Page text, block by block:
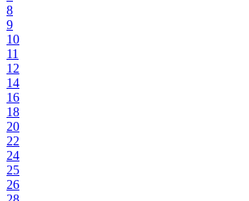
8
9
10
11
12
14
16
18
20
22
24
25
26